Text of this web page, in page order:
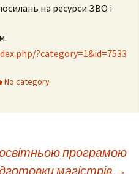
на ресурси ЗВО і
?category=1&id=7533
No category
освітньою програмою
магістрів →